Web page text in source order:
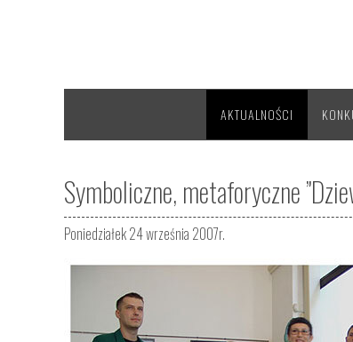
AKTUALNOŚCI
Symboliczne, metaforyczne
Poniedziałek 24 września 2007r.